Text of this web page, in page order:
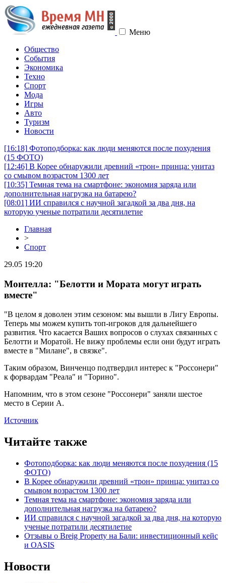
Меню
Общество
События
Экономика
Техно
Спорт
Мода
Игры
Авто
Туризм
Новости
[16:18] Фотоподборка: как люди меняются после похудения
(15 ФОТО)
[12:46] В Корее обнаружили древний «трон» принца: унитаз
со смывом возрастом 1300 лет
[10:35] Темная тема на смартфоне: экономия заряда или
дополнительная нагрузка на батарею?
[08:01] ИИ справился с научной загадкой за два дня, на
которую ученые потратили десятилетие
Главная
>
Спорт
29.05 19:20
Монтелла: "Белотти и Мората могут играть
вместе"
"В целом я доволен этим сезоном: мы вышли в Лигу Европы.
Теперь мы можем купить топ-игроков для дальнейшего
развития. Что касается Ваших вопросов о слухах связанных с
Белотти и Моратой. Не вижу проблемы если они будут играть
вместе в "Милане", в связке".
Таким образом, Винченцо подтвердил интерес к "Россонери"
к форвардам "Реала" и "Торино".
Напомним, что в этом сезоне "Россонери" заняли шестое
место в Серии А.
Источник
Читайте также
Фотоподборка: как люди меняются после похудения (15
ФОТО)
В Корее обнаружили древний «трон» принца: унитаз со
смывом возрастом 1300 лет
Темная тема на смартфоне: экономия заряда или
дополнительная нагрузка на батарею?
ИИ справился с научной загадкой за два дня, на которую
ученые потратили десятилетие
Отзывы о Breig Property на Бали: инвестиционный кейс
и OASIS
Новости